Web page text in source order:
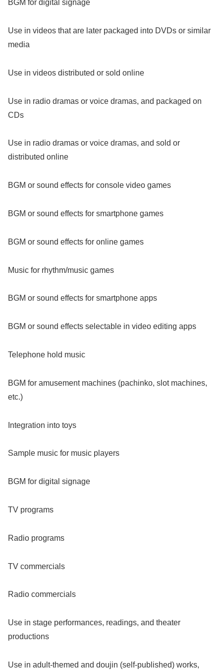
BGM for digital signage
Use in videos that are later packaged into DVDs or similar
media
Use in videos distributed or sold online
Use in radio dramas or voice dramas, and packaged on
CDs
Use in radio dramas or voice dramas, and sold or
distributed online
BGM or sound effects for console video games
BGM or sound effects for smartphone games
BGM or sound effects for online games
Music for rhythm/music games
BGM or sound effects for smartphone apps
BGM or sound effects selectable in video editing apps
Telephone hold music
BGM for amusement machines (pachinko, slot machines,
etc.)
Integration into toys
Sample music for music players
BGM for digital signage
TV programs
Radio programs
TV commercials
Radio commercials
Use in stage performances, readings, and theater
productions
Use in adult-themed and doujin (self-published) works,